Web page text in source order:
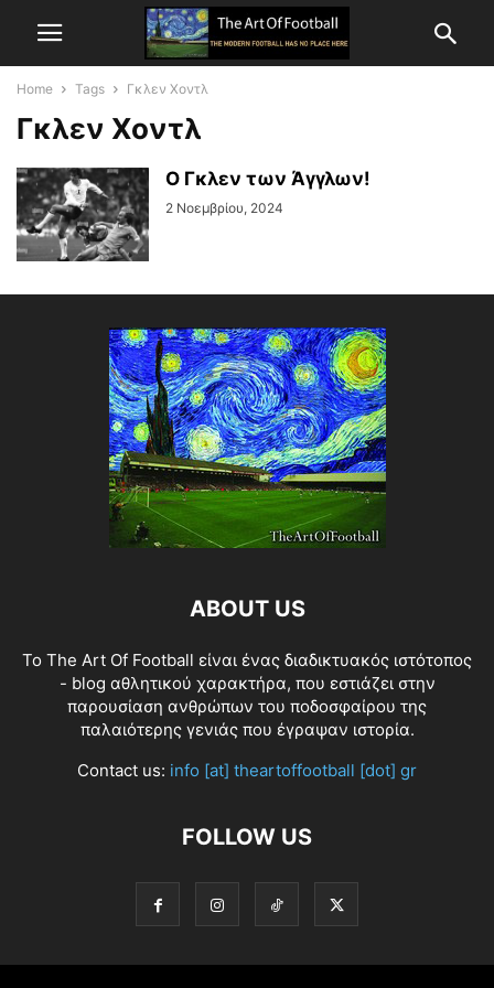
Home Tags Γκλεν Χοντλ
Γκλεν Χοντλ
Ο Γκλεν των Άγγλων!
2 Νοεμβρίου, 2024
ABOUT US
Το The Art Of Football είναι ένας διαδικτυακός ιστότοπος
- blog αθλητικού χαρακτήρα, που εστιάζει στην
παρουσίαση ανθρώπων του ποδοσφαίρου της
παλαιότερης γενιάς που έγραψαν ιστορία.
Contact us: info [at] theartoffootball [dot] gr
FOLLOW US